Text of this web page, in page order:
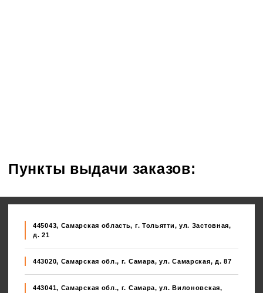
Пункты выдачи заказов:
445043, Самарская область, г. Тольятти, ул. Застовная,
д. 21
443020, Самарская обл., г. Самара, ул. Самарская, д. 87
443041, Самарская обл., г. Самара, ул. Вилоновская,